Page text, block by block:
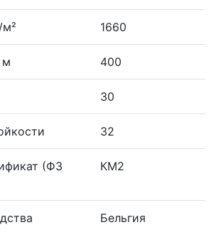
1660
м 400
30
32
(ФЗ
КМ2
Бельгия